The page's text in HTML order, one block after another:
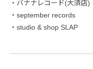
・バナナレコード(大須店)
・september records
・studio & shop SLAP